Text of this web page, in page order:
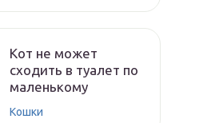
Кот не может
сходить в туалет по
маленькому
Кошки